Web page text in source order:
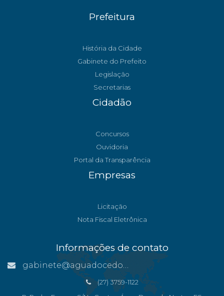
Prefeitura
História da Cidade
Gabinete do Prefeito
Legislação
Secretarias
Cidadão
Concursos
Ouvidoria
Portal da Transparência
Empresas
Licitação
Nota Fiscal Eletrônica
Informações de contato
gabinete@aguadocedonorte.es.gov.br
(27) 3759-1122